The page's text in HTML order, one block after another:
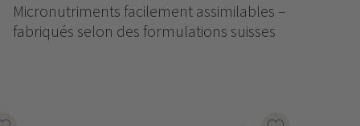
Micronutriments facilement assimilables –
fabriqués selon des formulations suisses